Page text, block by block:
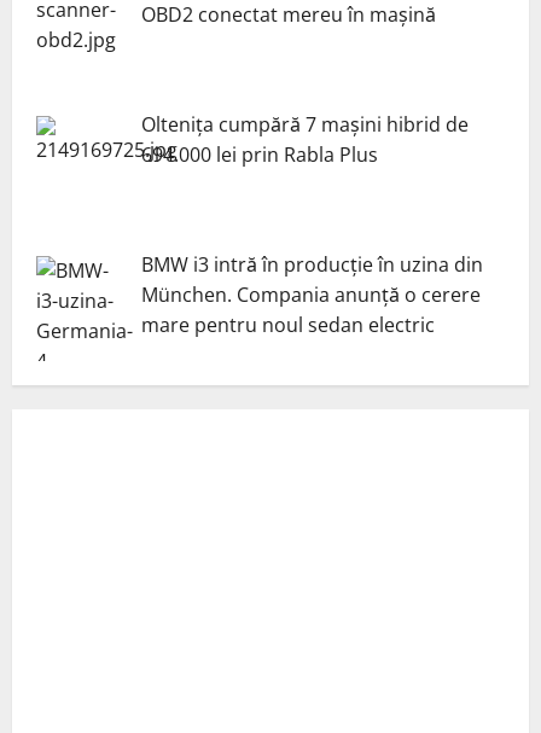
OBD2 conectat mereu în mașină
Oltenița cumpără 7 mașini hibrid de
694.000 lei prin Rabla Plus
BMW i3 intră în producție în uzina din
München. Compania anunță o cerere
mare pentru noul sedan electric